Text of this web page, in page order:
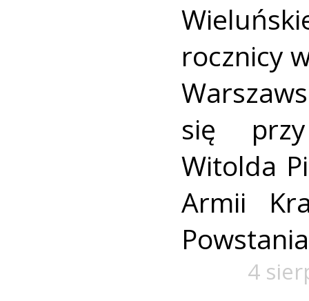
rocznicy
się
Witolda
Armii
4